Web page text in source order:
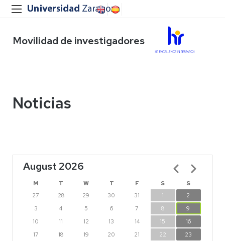
Movilidad de investigadores
Noticias
August 2026
M T W T F S
S
27
28 29 30 31 1
2
3
4 5 6 7 8
9
10
11 12 13 14 15
16
17
18 19 20 21 22
23
Pagination